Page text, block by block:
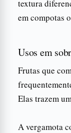
textura
em compotas
Usos em
Frutas que
Elas trazem
A vergamota